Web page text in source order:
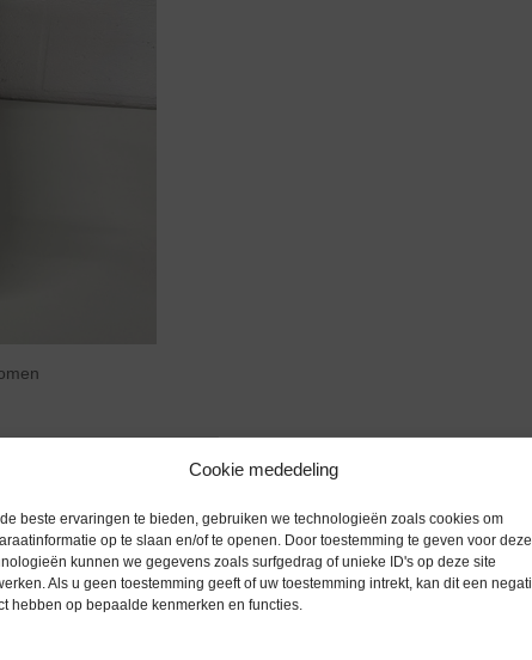
Cookie mededeling
beste ervaringen te bieden, gebruiken we technologieën zoals cookies om
op te slaan en/of te openen. Door toestemming te geven voor deze
kunnen we gegevens zoals surfgedrag of unieke ID's op deze site
Als u geen toestemming geeft of uw toestemming intrekt, kan dit een
hebben op bepaalde kenmerken en functies.
Extra informatie
Gewicht